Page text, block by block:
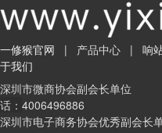
一修猴官网 | 产品中心 | 响
于我们
深圳市微商协会副会长单位 电
话： 4006496886
深圳市电子商务协会优秀副会长